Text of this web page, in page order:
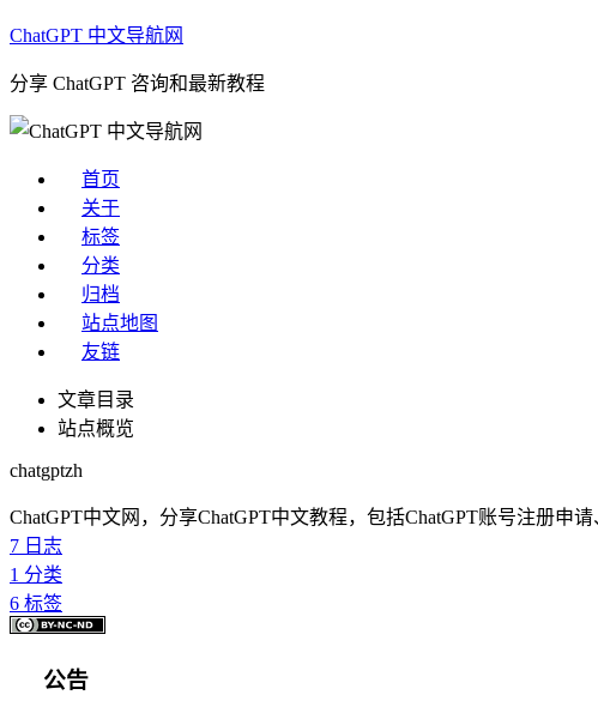
ChatGPT 中文导航网
分享 ChatGPT 咨询和最新教程
首页
关于
标签
分类
归档
站点地图
友链
文章目录
站点概览
chatgptzh
ChatGPT中文网，分享ChatGPT中文教程，包括ChatGPT账号注册申
7 日志
1 分类
6 标签
公告